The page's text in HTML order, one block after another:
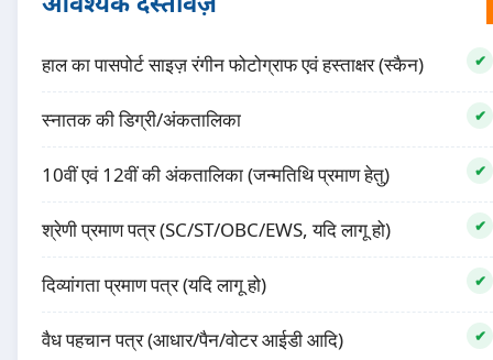
हाल का पासपोर्ट साइज़ रंगीन फोटोग्राफ एवं हस्ताक्षर (स्कैन)
स्नातक की डिग्री/अंकतालिका
10वीं एवं 12वीं की अंकतालिका (जन्मतिथि प्रमाण हेतु)
श्रेणी प्रमाण पत्र (SC/ST/OBC/EWS, यदि लागू हो)
दिव्यांगता प्रमाण पत्र (यदि लागू हो)
वैध पहचान पत्र (आधार/पैन/वोटर आईडी आदि)